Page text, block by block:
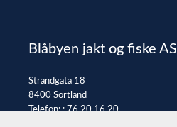
Blåbyen jakt og fiske AS
Strandgata 18
8400 Sortland
Telefon: :76 20 16 20